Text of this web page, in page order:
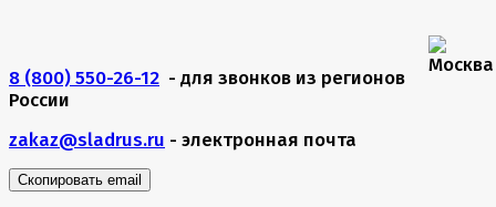
8 (800) 550-26-12 - для звонков из регионов
России
zakaz@sladrus.ru - электронная почта
Скопировать email